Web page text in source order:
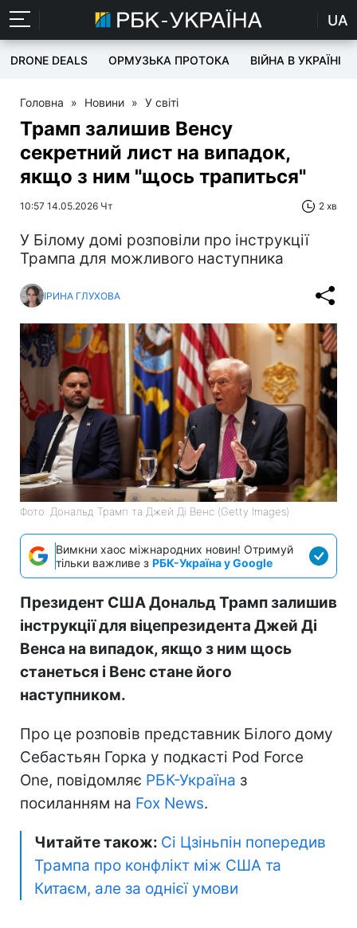
UA
DRONE DEALS ОРМУЗЬКА ПРОТОКА ВІЙНА В УКРАЇНІ
Головна » Новини » У світі
Трамп залишив Венсу
секретний лист на випадок,
якщо з ним "щось трапиться"
10:57 14.05.2026 Чт 2 хв
У Білому домі розповіли про інструкції
Трампа для можливого наступника
ІРИНА ГЛУХОВА
Фото: Дональд Трамп та Джей Ді Венс (Getty Images)
Вимкни хаос міжнародних новин! Отримуй
тільки важливе з РБК-Україна у Google
Президент США Дональд Трамп залишив
інструкції для віцепрезидента Джей Ді
Венса на випадок, якщо з ним щось
станеться і Венс стане його
наступником.
Про це розповів представник Білого дому
Себастьян Горка у подкасті Pod Force
One, повідомляє РБК-Україна з
посиланням на Fox News.
Читайте також: Сі Цзіньпін попередив
Трампа про конфлікт між США та
Китаєм, але за однієї умови